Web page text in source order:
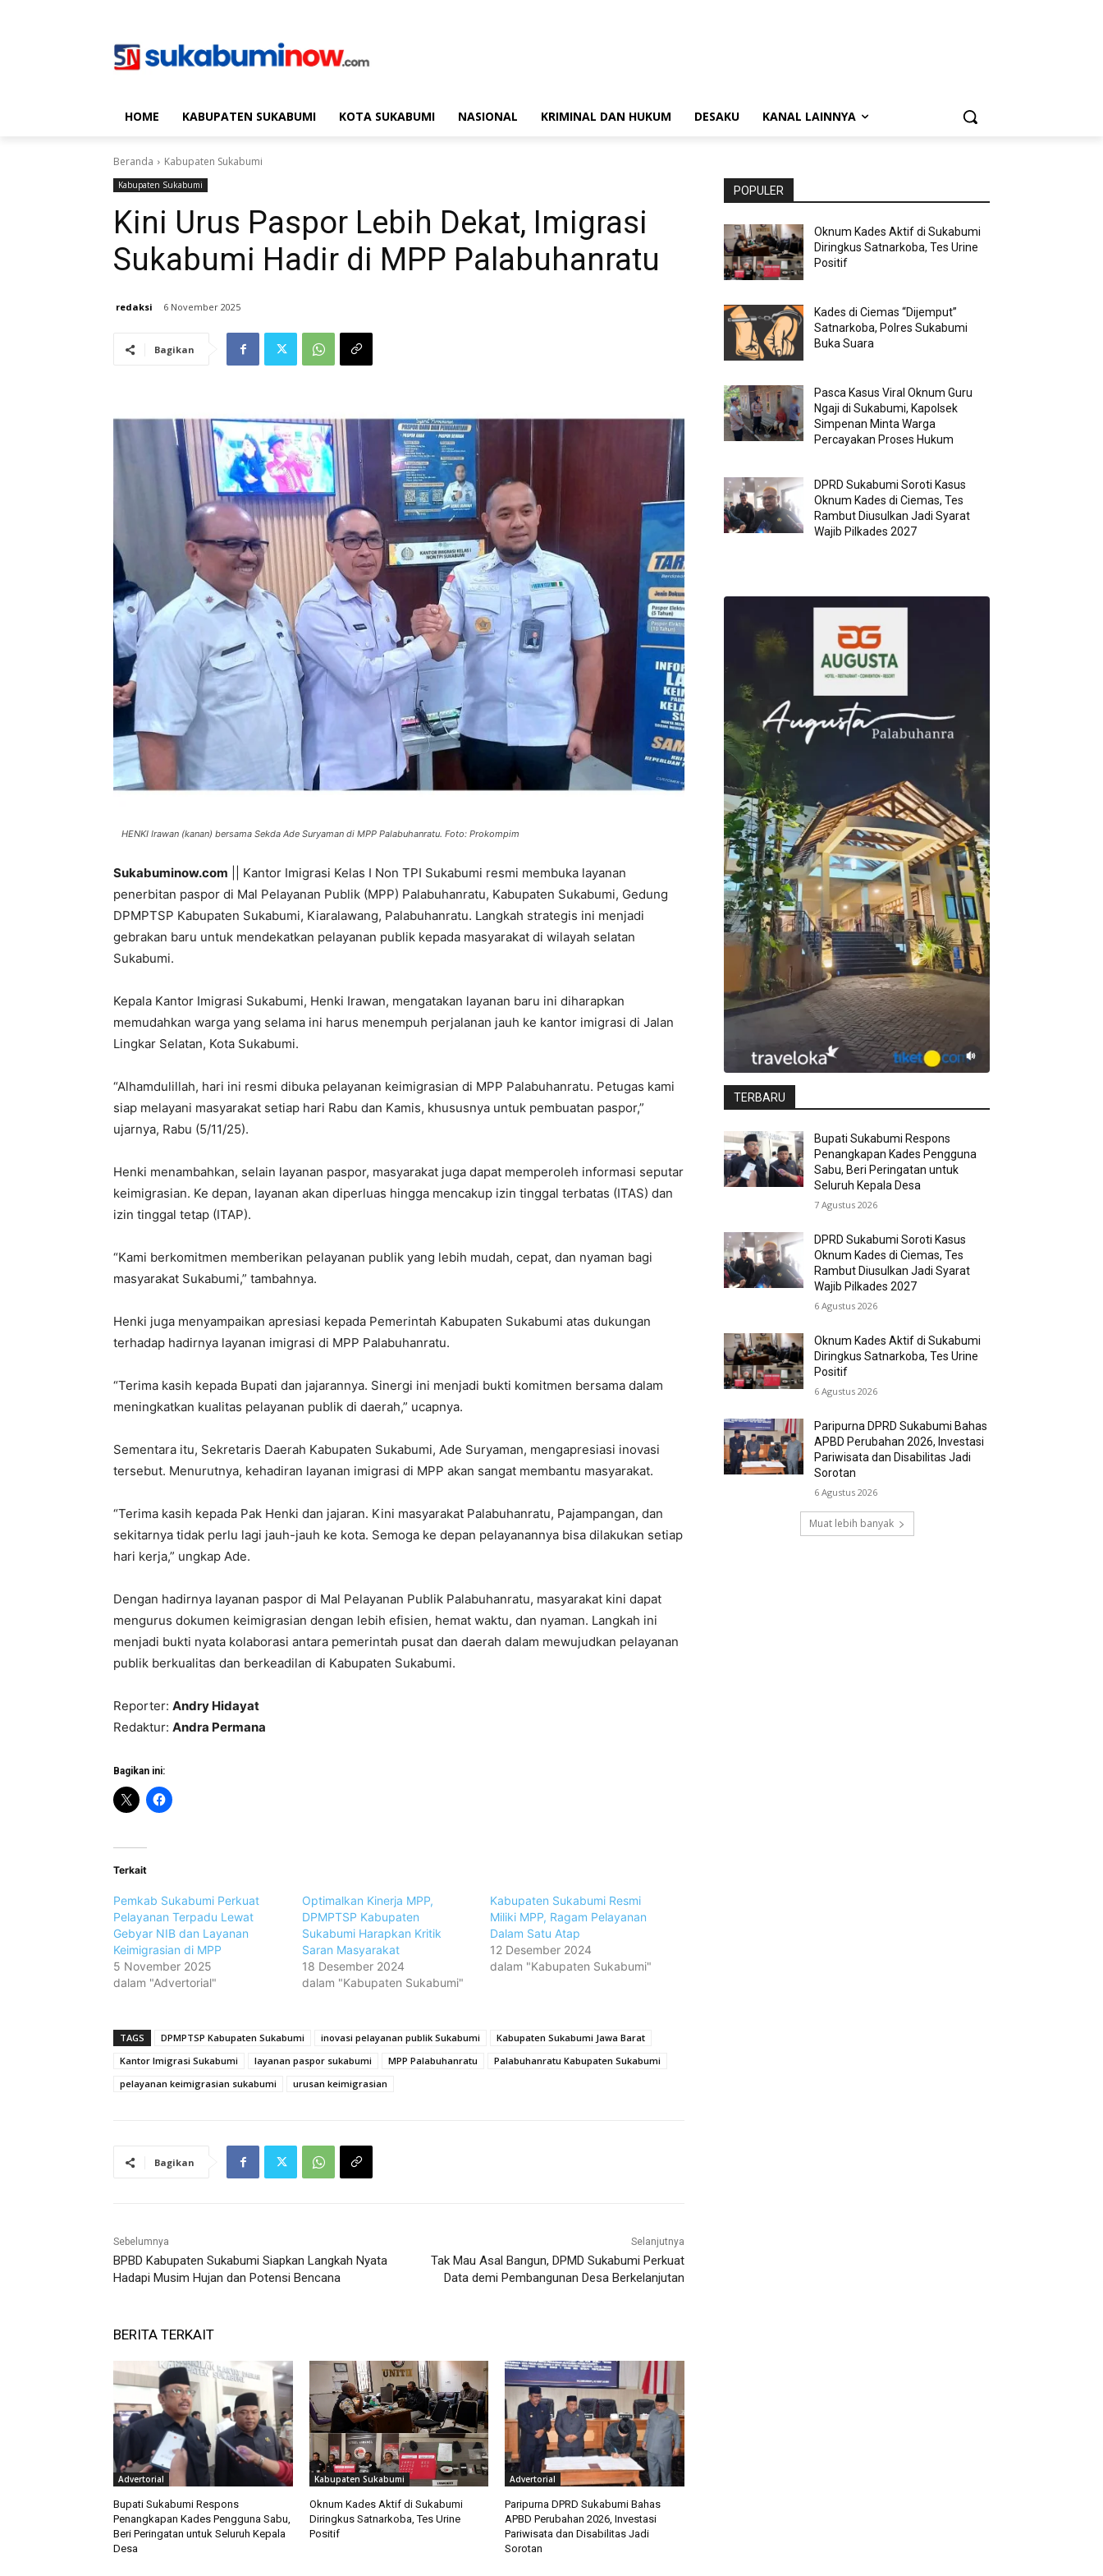
HOME KABUPATEN SUKABUMI KOTA SUKABUMI NASIONAL KRIMINAL DAN HUKUM DESAKU KANAL LAINNYA
Beranda Kabupaten Sukabumi
Kabupaten Sukabumi
Kini Urus Paspor Lebih Dekat, Imigrasi
Sukabumi Hadir di MPP Palabuhanratu
redaksi 6 November 2025
Bagikan
HENKI Irawan (kanan) bersama Sekda Ade Suryaman di MPP Palabuhanratu. Foto: Prokompim
Sukabuminow.com || Kantor Imigrasi Kelas I Non TPI Sukabumi resmi membuka layanan
penerbitan paspor di Mal Pelayanan Publik (MPP) Palabuhanratu, Kabupaten Sukabumi, Gedung
DPMPTSP Kabupaten Sukabumi, Kiaralawang, Palabuhanratu. Langkah strategis ini menjadi
gebrakan baru untuk mendekatkan pelayanan publik kepada masyarakat di wilayah selatan
Sukabumi.
Kepala Kantor Imigrasi Sukabumi, Henki Irawan, mengatakan layanan baru ini diharapkan
memudahkan warga yang selama ini harus menempuh perjalanan jauh ke kantor imigrasi di Jalan
Lingkar Selatan, Kota Sukabumi.
“Alhamdulillah, hari ini resmi dibuka pelayanan keimigrasian di MPP Palabuhanratu. Petugas kami
siap melayani masyarakat setiap hari Rabu dan Kamis, khususnya untuk pembuatan paspor,”
ujarnya, Rabu (5/11/25).
Henki menambahkan, selain layanan paspor, masyarakat juga dapat memperoleh informasi seputar
keimigrasian. Ke depan, layanan akan diperluas hingga mencakup izin tinggal terbatas (ITAS) dan
izin tinggal tetap (ITAP).
“Kami berkomitmen memberikan pelayanan publik yang lebih mudah, cepat, dan nyaman bagi
masyarakat Sukabumi,” tambahnya.
Henki juga menyampaikan apresiasi kepada Pemerintah Kabupaten Sukabumi atas dukungan
terhadap hadirnya layanan imigrasi di MPP Palabuhanratu.
“Terima kasih kepada Bupati dan jajarannya. Sinergi ini menjadi bukti komitmen bersama dalam
meningkatkan kualitas pelayanan publik di daerah,” ucapnya.
Sementara itu, Sekretaris Daerah Kabupaten Sukabumi, Ade Suryaman, mengapresiasi inovasi
tersebut. Menurutnya, kehadiran layanan imigrasi di MPP akan sangat membantu masyarakat.
“Terima kasih kepada Pak Henki dan jajaran. Kini masyarakat Palabuhanratu, Pajampangan, dan
sekitarnya tidak perlu lagi jauh-jauh ke kota. Semoga ke depan pelayanannya bisa dilakukan setiap
hari kerja,” ungkap Ade.
Dengan hadirnya layanan paspor di Mal Pelayanan Publik Palabuhanratu, masyarakat kini dapat
mengurus dokumen keimigrasian dengan lebih efisien, hemat waktu, dan nyaman. Langkah ini
menjadi bukti nyata kolaborasi antara pemerintah pusat dan daerah dalam mewujudkan pelayanan
publik berkualitas dan berkeadilan di Kabupaten Sukabumi.
Reporter: Andry Hidayat
Redaktur: Andra Permana
Bagikan ini:
Terkait
Pemkab Sukabumi Perkuat
Pelayanan Terpadu Lewat
Gebyar NIB dan Layanan
Keimigrasian di MPP
5 November 2025
dalam "Advertorial"
Optimalkan Kinerja MPP,
DPMPTSP Kabupaten
Sukabumi Harapkan Kritik
Saran Masyarakat
18 Desember 2024
dalam "Kabupaten Sukabumi"
Kabupaten Sukabumi Resmi
Miliki MPP, Ragam Pelayanan
Dalam Satu Atap
12 Desember 2024
dalam "Kabupaten Sukabumi"
TAGS DPMPTSP Kabupaten Sukabumi inovasi pelayanan publik Sukabumi
Kabupaten Sukabumi Jawa Barat
Kantor Imigrasi Sukabumi
layanan paspor sukabumi MPP Palabuhanratu
Palabuhanratu Kabupaten Sukabumi
pelayanan keimigrasian sukabumi
urusan keimigrasian
Bagikan
Sebelumnya
BPBD Kabupaten Sukabumi Siapkan Langkah Nyata
Hadapi Musim Hujan dan Potensi Bencana
Selanjutnya
Tak Mau Asal Bangun, DPMD Sukabumi Perkuat
Data demi Pembangunan Desa Berkelanjutan
BERITA TERKAIT
Advertorial
Bupati Sukabumi Respons
Penangkapan Kades Pengguna Sabu,
Beri Peringatan untuk Seluruh Kepala
Desa
Kabupaten Sukabumi
Oknum Kades Aktif di Sukabumi
Diringkus Satnarkoba, Tes Urine
Positif
Advertorial
Paripurna DPRD Sukabumi Bahas
APBD Perubahan 2026, Investasi
Pariwisata dan Disabilitas Jadi
Sorotan
POPULER
Oknum Kades Aktif di Sukabumi
Diringkus Satnarkoba, Tes Urine
Positif
Kades di Ciemas “Dijemput”
Satnarkoba, Polres Sukabumi
Buka Suara
Pasca Kasus Viral Oknum Guru
Ngaji di Sukabumi, Kapolsek
Simpenan Minta Warga
Percayakan Proses Hukum
DPRD Sukabumi Soroti Kasus
Oknum Kades di Ciemas, Tes
Rambut Diusulkan Jadi Syarat
Wajib Pilkades 2027
TERBARU
Bupati Sukabumi Respons
Penangkapan Kades Pengguna
Sabu, Beri Peringatan untuk
Seluruh Kepala Desa
7 Agustus 2026
DPRD Sukabumi Soroti Kasus
Oknum Kades di Ciemas, Tes
Rambut Diusulkan Jadi Syarat
Wajib Pilkades 2027
6 Agustus 2026
Oknum Kades Aktif di Sukabumi
Diringkus Satnarkoba, Tes Urine
Positif
6 Agustus 2026
Paripurna DPRD Sukabumi Bahas
APBD Perubahan 2026, Investasi
Pariwisata dan Disabilitas Jadi
Sorotan
6 Agustus 2026
Muat lebih banyak